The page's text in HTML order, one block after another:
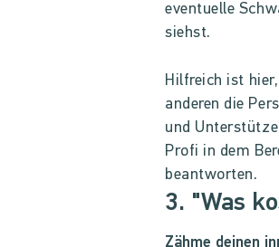
eventuelle
siehst.
Hilfreich ist
anderen die
und
Profi in dem
beantworten.
3. "Was
Zähme deinen